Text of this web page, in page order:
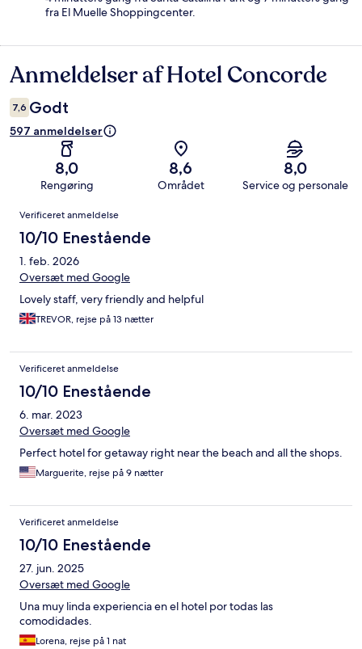
fra El Muelle Shoppingcenter.
Anmeldelser
Anmeldelser af Hotel Concorde
7,6 Godt
597 anmeldelser
8,0
Rengøring
8,6
Området
8,0
Service og personale
Anmeldelser
Verificeret anmeldelse
10/10 Enestående
1. feb. 2026
Oversæt med Google
Lovely staff, very friendly and helpful
TREVOR, rejse på 13 nætter
Verificeret anmeldelse
10/10 Enestående
6. mar. 2023
Oversæt med Google
Perfect hotel for getaway right near the beach and all the shops.
Marguerite, rejse på 9 nætter
Verificeret anmeldelse
10/10 Enestående
27. jun. 2025
Oversæt med Google
Una muy linda experiencia en el hotel por todas las
comodidades.
Lorena, rejse på 1 nat